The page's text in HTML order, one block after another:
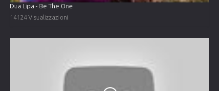
Dua Lipa - Be The One
14124 Visualizzazioni